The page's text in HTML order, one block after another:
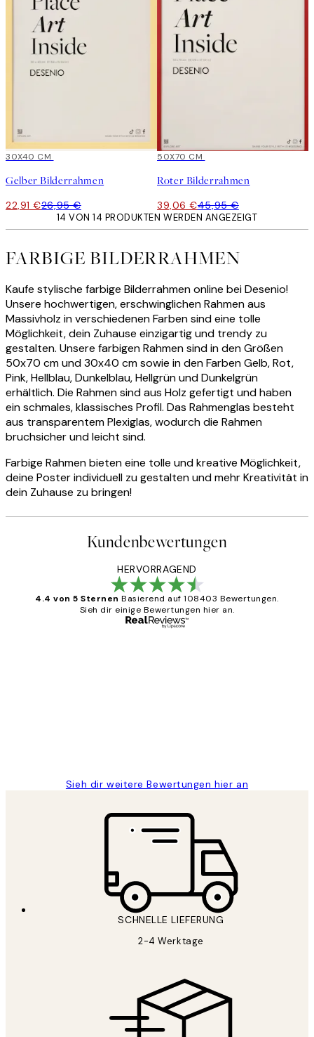
15%*
30X40 CM
Gelber Bilderrahmen
22,91 €26,95 €
15%*
50X70 CM
Roter Bilderrahmen
39,06 €45,95 €
14 VON 14 PRODUKTEN WERDEN ANGEZEIGT
FARBIGE BILDERRAHMEN
Kaufe stylische farbige Bilderrahmen online bei Desenio!
Unsere hochwertigen, erschwinglichen Rahmen aus
Massivholz in verschiedenen Farben sind eine tolle
Möglichkeit, dein Zuhause einzigartig und trendy zu
gestalten. Unsere farbigen Rahmen sind in den Größen
50x70 cm und 30x40 cm sowie in den Farben Gelb, Rot,
Pink, Hellblau, Dunkelblau, Hellgrün und Dunkelgrün
erhältlich. Die Rahmen sind aus Holz gefertigt und haben
ein schmales, klassisches Profil. Das Rahmenglas besteht
aus transparentem Plexiglas, wodurch die Rahmen
bruchsicher und leicht sind.
Farbige Rahmen bieten eine tolle und kreative Möglichkeit,
deine Poster individuell zu gestalten und mehr Kreativität in
dein Zuhause zu bringen!
Kundenbewertungen
HERVORRAGEND
4.4 von 5 Sternen Basierend auf 108403 Bewertungen.
Sieh dir einige Bewertungen hier an.
Sieh dir weitere Bewertungen hier an
SCHNELLE LIEFERUNG
2-4 Werktage